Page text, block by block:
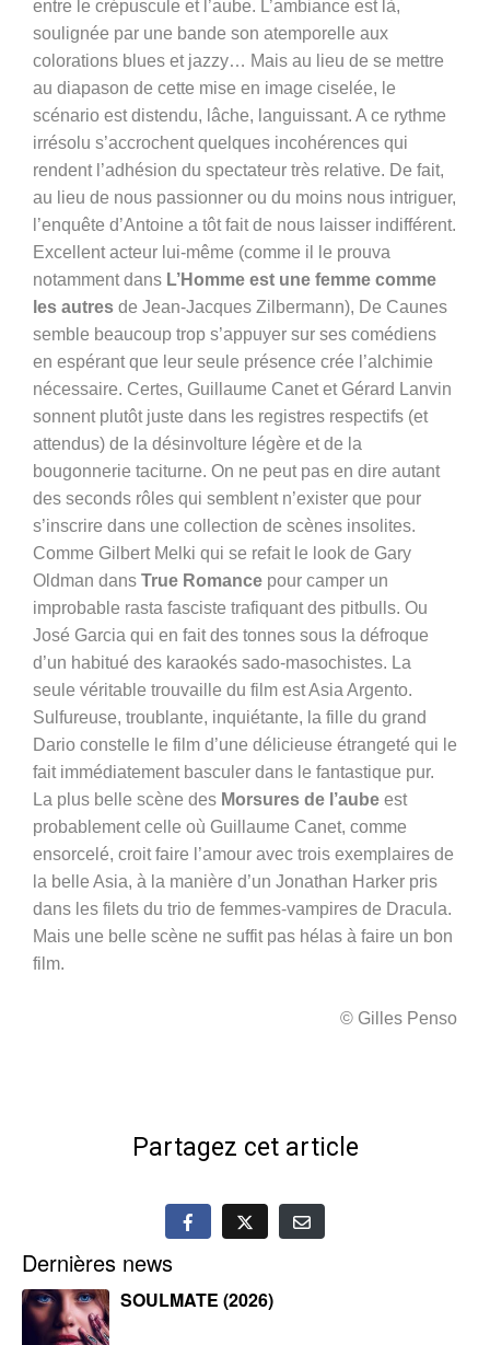
entre le crépuscule et l’aube. L’ambiance est là,
soulignée par une bande son atemporelle aux
colorations blues et jazzy… Mais au lieu de se mettre
au diapason de cette mise en image ciselée, le
scénario est distendu, lâche, languissant. A ce rythme
irrésolu s’accrochent quelques incohérences qui
rendent l’adhésion du spectateur très relative. De fait,
au lieu de nous passionner ou du moins nous intriguer,
l’enquête d’Antoine a tôt fait de nous laisser indifférent.
Excellent acteur lui-même (comme il le prouva
notamment dans L’Homme est une femme comme
les autres de Jean-Jacques Zilbermann), De Caunes
semble beaucoup trop s’appuyer sur ses comédiens
en espérant que leur seule présence crée l’alchimie
nécessaire. Certes, Guillaume Canet et Gérard Lanvin
sonnent plutôt juste dans les registres respectifs (et
attendus) de la désinvolture légère et de la
bougonnerie taciturne. On ne peut pas en dire autant
des seconds rôles qui semblent n’exister que pour
s’inscrire dans une collection de scènes insolites.
Comme Gilbert Melki qui se refait le look de Gary
Oldman dans True Romance pour camper un
improbable rasta fasciste trafiquant des pitbulls. Ou
José Garcia qui en fait des tonnes sous la défroque
d’un habitué des karaokés sado-masochistes. La
seule véritable trouvaille du film est Asia Argento.
Sulfureuse, troublante, inquiétante, la fille du grand
Dario constelle le film d’une délicieuse étrangeté qui le
fait immédiatement basculer dans le fantastique pur.
La plus belle scène des Morsures de l’aube est
probablement celle où Guillaume Canet, comme
ensorcelé, croit faire l’amour avec trois exemplaires de
la belle Asia, à la manière d’un Jonathan Harker pris
dans les filets du trio de femmes-vampires de Dracula.
Mais une belle scène ne suffit pas hélas à faire un bon
film.
© Gilles Penso
Partagez cet article
Dernières news
SOULMATE (2026)